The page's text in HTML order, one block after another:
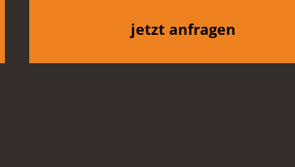
jetzt anfragen